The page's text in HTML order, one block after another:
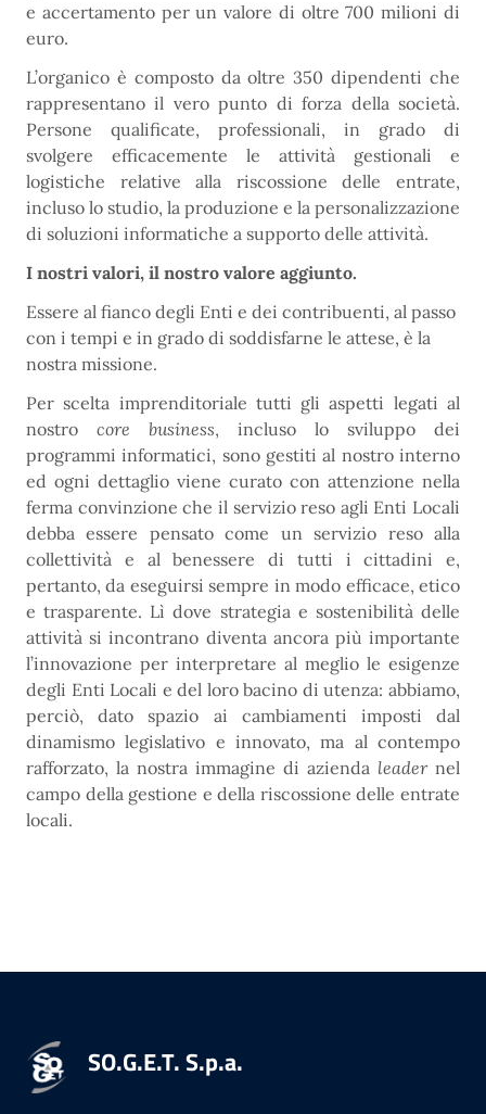
e accertamento per un valore di oltre 700 milioni di
euro.
L’organico è composto da oltre 350 dipendenti che
rappresentano il vero punto di forza della società.
Persone qualificate, professionali, in grado di
svolgere efficacemente le attività gestionali e
logistiche relative alla riscossione delle entrate,
incluso lo studio, la produzione e la personalizzazione
di soluzioni informatiche a supporto delle attività.
I nostri valori, il nostro valore aggiunto.
Essere al fianco degli Enti e dei contribuenti, al passo
con i tempi e in grado di soddisfarne le attese, è la
nostra missione.
Per scelta imprenditoriale tutti gli aspetti legati al
nostro core business, incluso lo sviluppo dei
programmi informatici, sono gestiti al nostro interno
ed ogni dettaglio viene curato con attenzione nella
ferma convinzione che il servizio reso agli Enti Locali
debba essere pensato come un servizio reso alla
collettività e al benessere di tutti i cittadini e,
pertanto, da eseguirsi sempre in modo efficace, etico
e trasparente. Lì dove strategia e sostenibilità delle
attività si incontrano diventa ancora più importante
l’innovazione per interpretare al meglio le esigenze
degli Enti Locali e del loro bacino di utenza: abbiamo,
perciò, dato spazio ai cambiamenti imposti dal
dinamismo legislativo e innovato, ma al contempo
rafforzato, la nostra immagine di azienda leadernel
campo della gestione e della riscossione delle entrate
locali.
SO.G.E.T. S.p.a.